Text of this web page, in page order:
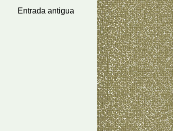
Entrada antigua